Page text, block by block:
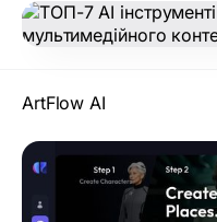
ArtFlow AI